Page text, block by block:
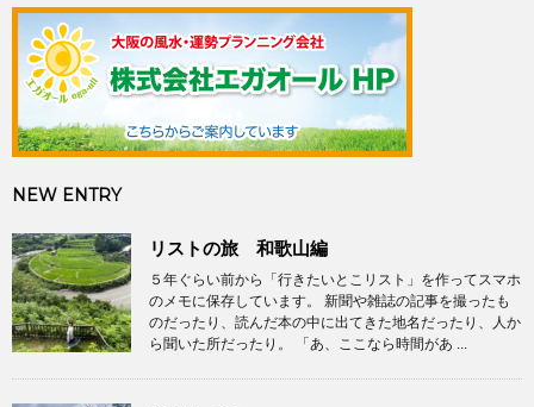
NEW ENTRY
リストの旅 和歌山編
５年ぐらい前から「行きたいとこリスト」を作ってスマホ
のメモに保存しています。 新聞や雑誌の記事を撮ったも
のだったり、読んだ本の中に出てきた地名だったり、人か
ら聞いた所だったり。 「あ、ここなら時間があ ...